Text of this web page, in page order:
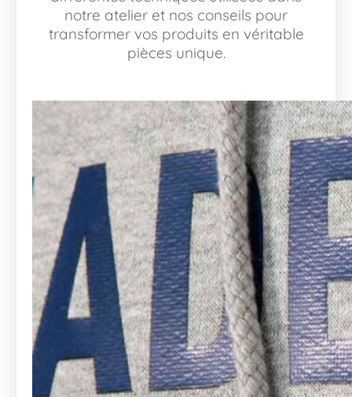
notre atelier et nos conseils pour
transformer vos produits en véritable
pièces unique.